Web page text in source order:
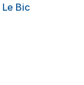
Le Bic